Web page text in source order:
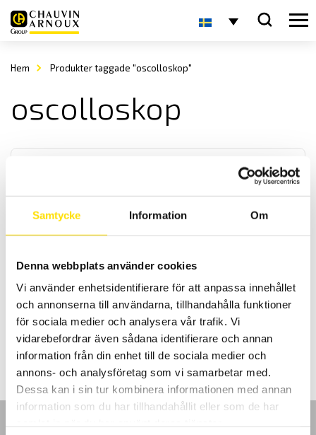
Samtycke Information Om
Denna webbplats använder cookies
Vi använder enhetsidentifierare för att anpassa innehållet
och annonserna till användarna, tillhandahålla funktioner
för sociala medier och analysera vår trafik. Vi
vidarebefordrar även sådana identifierare och annan
information från din enhet till de sociala medier och
annons- och analysföretag som vi samarbetar med.
Dessa kan i sin tur kombinera informationen med annan
information som du har tillhandahållit eller som de har
Hem Produkter taggade "oscolloskop"
oscolloskop
menyer samt galvaniskt isolerade ingångar. Med 20- eller 40MHz
16,950.00 kr –18,590.00krPrisintervall:
16,950.00 kr
18,590.00 kr
LÄS MER